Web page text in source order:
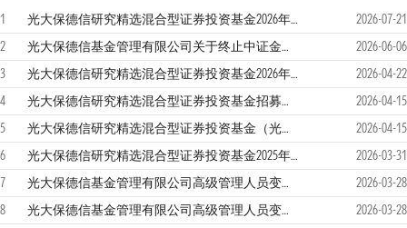
1 光大保德信研究精选混合型证券投资基金2026年第2季度报告
2026-07-21
2
光大保德信基金管理有限公司关于终止中证金牛（北京）基金销售有限公司办理本公司旗下基金销售业务的公告
2026-06-06
3
光大保德信研究精选混合型证券投资基金2026年第1季度报告
2026-04-22
4
光大保德信研究精选混合型证券投资基金招募说明书（更新）
2026-04-15
5
光大保德信研究精选混合型证券投资基金（光大保德信研究精选混合C）基金产品资料概要更新
2026-04-15
6
光大保德信研究精选混合型证券投资基金2025年年度报告
2026-03-31
7
光大保德信基金管理有限公司高级管理人员变更公告
2026-03-28
8
光大保德信基金管理有限公司高级管理人员变更公告
2026-03-28